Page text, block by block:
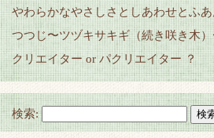
やわらかなやさしさとしあわせとふあ
つつじ〜ツヅキサキギ（続き咲き木
クリエイター or パクリエイター ？
検索: